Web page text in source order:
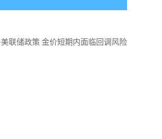
联储政策 金价短期内面临回调风险